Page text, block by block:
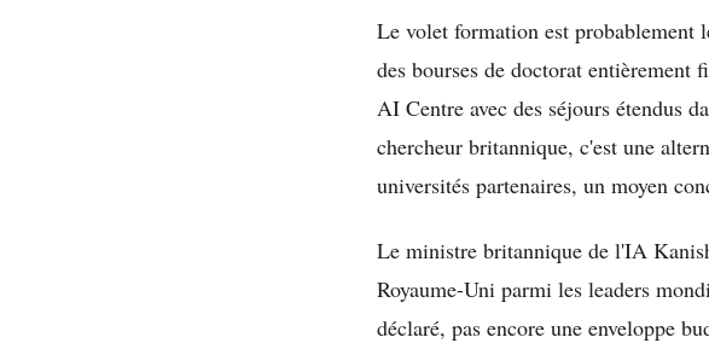
Le volet formation est
des bourses de doctorat entièrement
AI Centre avec des séjours étendus
chercheur britannique, c'est une
universités partenaires, un moyen
Le ministre britannique de l'IA
Royaume-Uni parmi les leaders
déclaré, pas encore une enveloppe